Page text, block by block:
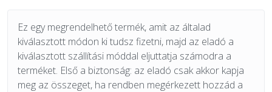
Ez egy megrendelhető termék, amit az általad
kiválasztott módon ki tudsz fizetni, majd az eladó a
kiválasztott szállítási móddal eljuttatja számodra a
terméket. Első a biztonság: az eladó csak akkor kapja
meg az összeget, ha rendben megérkezett hozzád a